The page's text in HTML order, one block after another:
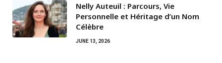
Nelly Auteuil : Parcours, Vie
Personnelle et Héritage d’un Nom
Célèbre
JUNE 13, 2026